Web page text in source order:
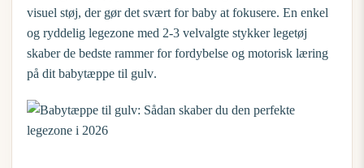
visuel støj, der gør det svært for baby at fokusere. En enkel
og ryddelig legezone med 2-3 velvalgte stykker legetøj
skaber de bedste rammer for fordybelse og motorisk læring
på dit babytæppe til gulv.